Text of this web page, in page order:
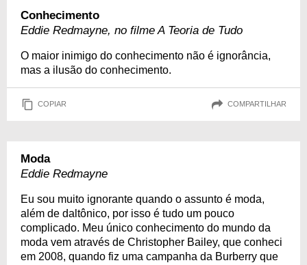
Conhecimento
Eddie Redmayne, no filme A Teoria de Tudo
O maior inimigo do conhecimento não é ignorância,
mas a ilusão do conhecimento.
COPIAR COMPARTILHAR
Moda
Eddie Redmayne
Eu sou muito ignorante quando o assunto é moda,
além de daltônico, por isso é tudo um pouco
complicado. Meu único conhecimento do mundo da
moda vem através de Christopher Bailey, que conheci
em 2008, quando fiz uma campanha da Burberry que